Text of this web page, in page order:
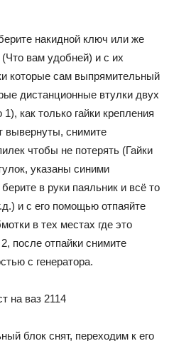
накидной ключ или же
(Что вам удобней) и с их
которые сам выпрямительный
дистанционные втулки двух
как только гайки крепления
вывернуты, снимите
чтобы не потерять (Гайки
указаны синими
в руки паяльник и всё то
и с его помощью отпаяйте
в тех местах где это
после отпайки снимите
с генератора.
блок снят, переходим к его